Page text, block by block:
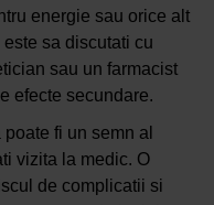
energie sau orice alt
sa discutati cu
sau un farmacist
efecte secundare.
fi un semn al
vizita la medic. O
de complicatii si